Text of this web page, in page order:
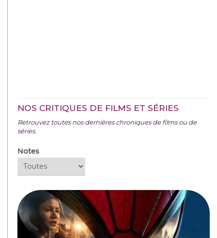
NOS CRITIQUES DE FILMS ET SÉRIES
Retrouvez toutes nos dernières chroniques de films ou de
séries.
Notes